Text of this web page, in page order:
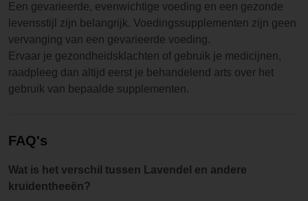
Een gevarieerde, evenwichtige voeding en een gezonde
levensstijl zijn belangrijk. Voedingssupplementen zijn geen
vervanging van een gevarieerde voeding.
Ervaar je gezondheidsklachten of gebruik je medicijnen,
raadpleeg dan altijd eerst je behandelend arts over het
gebruik van bepaalde supplementen.
FAQ's
Wat is het verschil tussen Lavendel en andere
kruidentheeën?